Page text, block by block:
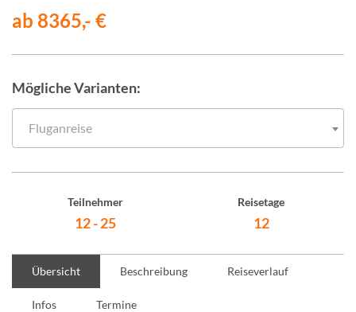
ab 8365,- €
Mögliche Varianten:
Fluganreise
Teilnehmer
12 - 25
Reisetage
12
Übersicht Beschreibung Reiseverlauf
Infos Termine